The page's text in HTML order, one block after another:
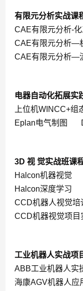
有限元分析实战课
CAE有限元分析-
CAE有限元分析—
CAE有限元分析—
电器自动化拓展实
上位机WINCC+组
Eplan电气制图
3D 视 觉实战班课
Halcon机器视觉
Halcon深度学习
CCD机器人视觉培
CCD机器视觉项目
工业机器人实战项
ABB工业机器人实
海康AGV机器人应